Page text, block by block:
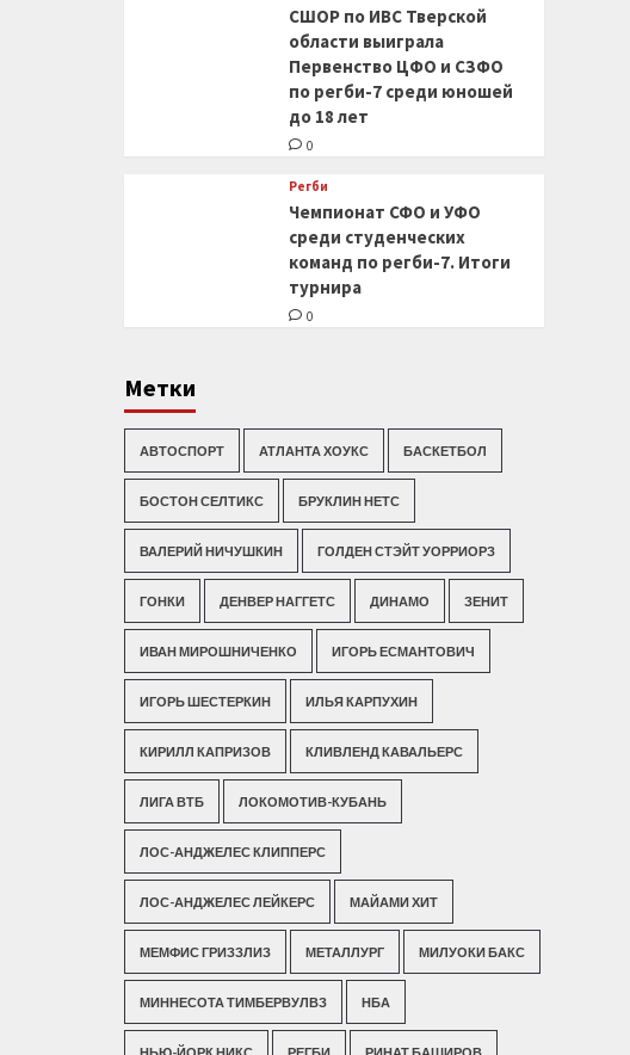
СШОР по ИВС Тверской
области выиграла
Первенство ЦФО и СЗФО
по регби-7 среди юношей
до 18 лет
0
Регби
Чемпионат СФО и УФО
среди студенческих
команд по регби-7. Итоги
турнира
0
Метки
АВТОСПОРТ АТЛАНТА ХОУКС БАСКЕТБОЛ
БОСТОН СЕЛТИКС БРУКЛИН НЕТС
ВАЛЕРИЙ НИЧУШКИН ГОЛДЕН СТЭЙТ УОРРИОРЗ
ГОНКИ ДЕНВЕР НАГГЕТС ДИНАМО ЗЕНИТ
ИВАН МИРОШНИЧЕНКО ИГОРЬ ЕСМАНТОВИЧ
ИГОРЬ ШЕСТЕРКИН ИЛЬЯ КАРПУХИН
КИРИЛЛ КАПРИЗОВ КЛИВЛЕНД КАВАЛЬЕРС
ЛИГА ВТБ ЛОКОМОТИВ-КУБАНЬ
ЛОС-АНДЖЕЛЕС КЛИППЕРС
ЛОС-АНДЖЕЛЕС ЛЕЙКЕРС МАЙАМИ ХИТ
МЕМФИС ГРИЗЗЛИЗ МЕТАЛЛУРГ МИЛУОКИ БАКС
МИННЕСОТА ТИМБЕРВУЛВЗ НБА